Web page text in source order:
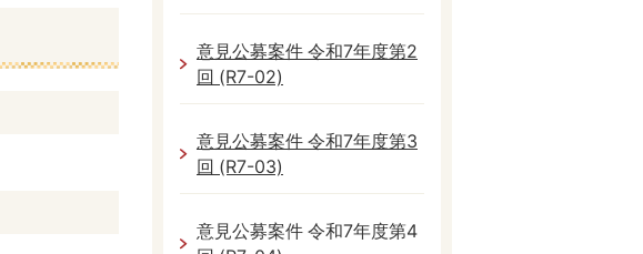
意見公募案件 令和7年度第2
回 (R7-02)
意見公募案件 令和7年度第3
回 (R7-03)
意見公募案件 令和7年度第4